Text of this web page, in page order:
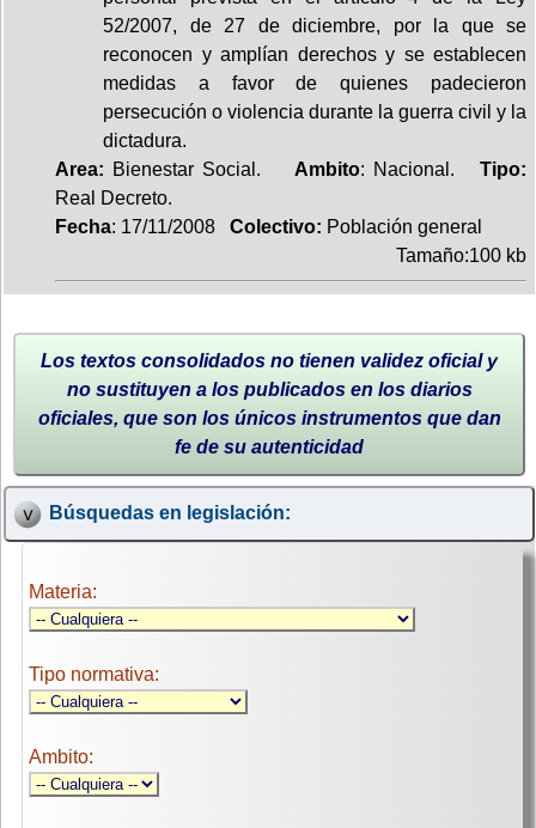
52/2007, de 27 de diciembre, por la que se
reconocen y amplían derechos y se establecen
medidas a favor de quienes padecieron
persecución o violencia durante la guerra civil y la
dictadura.
Area: Bienestar Social. Ambito: Nacional. Tipo:
Real Decreto.
Fecha: 17/11/2008 Colectivo: Población general
Tamaño:100 kb
Los textos consolidados no tienen validez oficial y
no sustituyen a los publicados en los diarios
oficiales, que son los únicos instrumentos que dan
fe de su autenticidad
Búsquedas en legislación:
Materia:
Tipo normativa:
Ambito: